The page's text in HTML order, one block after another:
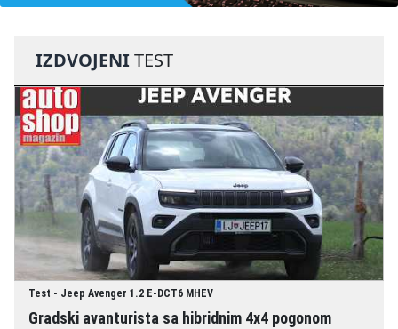
IZDVOJENITEST
Test - Jeep Avenger 1.2 E-DCT6 MHEV
Gradski avanturista sa hibridnim 4x4 pogonom